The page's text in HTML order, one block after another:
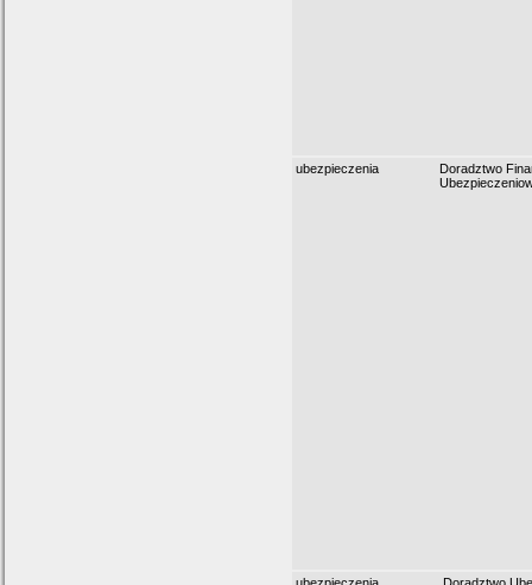
ubezpieczenia
Doradztwo